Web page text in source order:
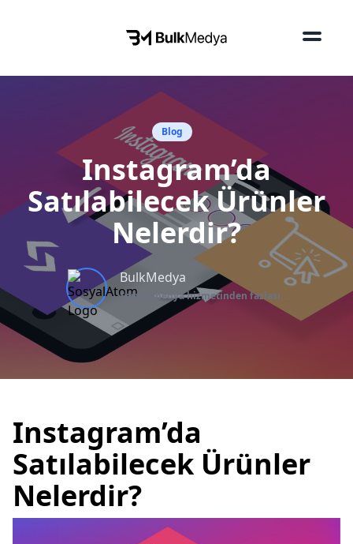
Blog
Instagram’da
Satılabilecek Ürünler
Nelerdir?
BulkMedya
Sosyal medya hizmetinden fazlası...
Instagram’da
Satılabilecek Ürünler
Nelerdir?